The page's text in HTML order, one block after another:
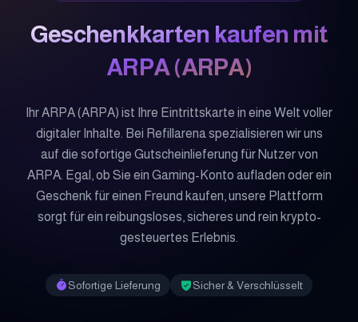
Geschenkkarten kaufen mit
ARPA(ARPA)
Ihr ARPA (ARPA) ist Ihre Eintrittskarte in eine Welt voller
digitaler Inhalte. Bei Refillarena spezialisieren wir uns
auf die sofortige Gutscheinlieferung für Nutzer von
ARPA. Egal, ob Sie ein Gaming-Konto aufladen oder ein
Geschenk für einen Freund kaufen, unsere Plattform
sorgt für ein reibungsloses, sicheres und rein krypto-
gesteuertes Erlebnis.
Sofortige Lieferung Sicher & Verschlüsselt